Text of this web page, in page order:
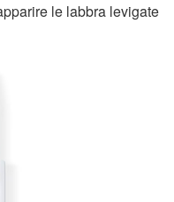
le labbra levigate